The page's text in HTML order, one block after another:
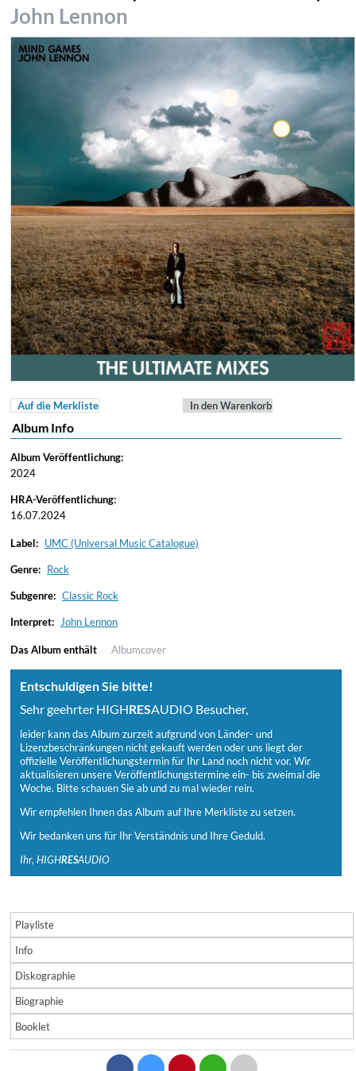
John Lennon
Auf die Merkliste In den Warenkorb
Album Info
Album Veröffentlichung:
2024
HRA-Veröffentlichung:
16.07.2024
Label: UMC (Universal Music Catalogue)
Genre: Rock
Subgenre: Classic Rock
Interpret: John Lennon
Das Album enthält Albumcover
Entschuldigen Sie bitte!
Sehr geehrter HIGHRESAUDIO Besucher,
leider kann das Album zurzeit aufgrund von Länder- und
Lizenzbeschränkungen nicht gekauft werden oder uns liegt der
offizielle Veröffentlichungstermin für Ihr Land noch nicht vor. Wir
aktualisieren unsere Veröffentlichungstermine ein- bis zweimal die
Woche. Bitte schauen Sie ab und zu mal wieder rein.
Wir empfehlen Ihnen das Album auf Ihre Merkliste zu setzen.
Wir bedanken uns für Ihr Verständnis und Ihre Geduld.
Ihr, HIGHRESAUDIO
Playliste
Info
Diskographie
Biographie
Booklet